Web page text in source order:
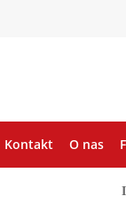
Kontakt O nas